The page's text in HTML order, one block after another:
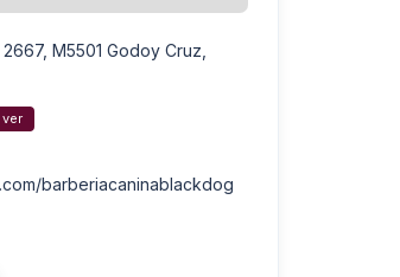
M5501 Godoy Cruz,
ver
barberiacaninablackdog